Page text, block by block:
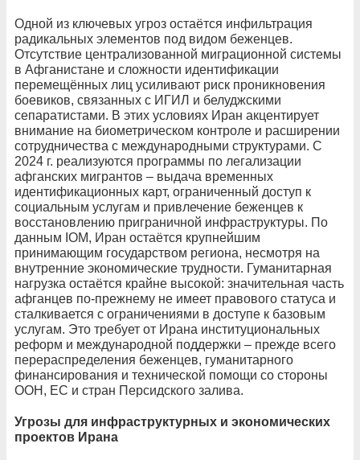
Одной из ключевых угроз остаётся инфильтрация
радикальных элементов под видом беженцев.
Отсутствие централизованной миграционной системы
в Афганистане и сложности идентификации
перемещённых лиц усиливают риск проникновения
боевиков, связанных с ИГИЛ и белуджскими
сепаратистами. В этих условиях Иран акцентирует
внимание на биометрическом контроле и расширении
сотрудничества с международными структурами. С
2024 г. реализуются программы по легализации
афганских мигрантов – выдача временных
идентификационных карт, ограниченный доступ к
социальным услугам и привлечение беженцев к
восстановлению приграничной инфраструктуры. По
данным IOM, Иран остаётся крупнейшим
принимающим государством региона, несмотря на
внутренние экономические трудности. Гуманитарная
нагрузка остаётся крайне высокой: значительная часть
афганцев по-прежнему не имеет правового статуса и
сталкивается с ограничениями в доступе к базовым
услугам. Это требует от Ирана институциональных
реформ и международной поддержки – прежде всего
перераспределения беженцев, гуманитарного
финансирования и технической помощи со стороны
ООН, ЕС и стран Персидского залива.
Угрозы для инфраструктурных и экономических
проектов Ирана